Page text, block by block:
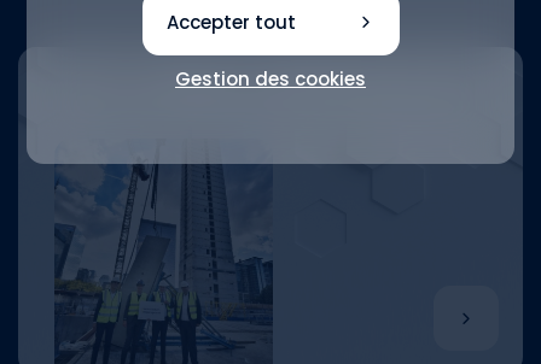
Accepter tout
Gestion des cookies